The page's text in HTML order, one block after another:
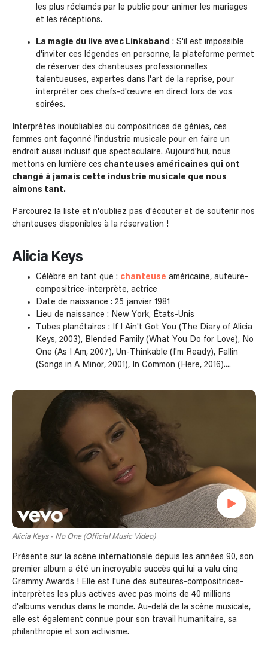
les plus réclamés par le public pour animer les mariages
et les réceptions.
La magie du live avec Linkaband : S'il est impossible
d'inviter ces légendes en personne, la plateforme permet
de réserver des chanteuses professionnelles
talentueuses, expertes dans l'art de la reprise, pour
interpréter ces chefs-d'œuvre en direct lors de vos
soirées.
Interprètes inoubliables ou compositrices de génies, ces
femmes ont façonné l'industrie musicale pour en faire un
endroit aussi inclusif que spectaculaire. Aujourd'hui, nous
mettons en lumière ces chanteuses américaines qui ont
changé à jamais cette industrie musicale que nous
aimons tant.
Parcourez la liste et n'oubliez pas d'écouter et de soutenir nos
chanteuses disponibles à la réservation !
Alicia Keys
Célèbre en tant que : chanteuse américaine, auteure-
compositrice-interprète, actrice
Date de naissance : 25 janvier 1981
Lieu de naissance : New York, États-Unis
Tubes planétaires : If I Ain't Got You (The Diary of Alicia
Keys, 2003), Blended Family (What You Do for Love), No
One (As I Am, 2007), Un-Thinkable (I'm Ready), Fallin
(Songs in A Minor, 2001), In Common (Here, 2016)....
Alicia Keys - No One (Official Music Video)
Présente sur la scène internationale depuis les années 90, son
premier album a été un incroyable succès qui lui a valu cinq
Grammy Awards ! Elle est l'une des auteures-compositrices-
interprètes les plus actives avec pas moins de 40 millions
d'albums vendus dans le monde. Au-delà de la scène musicale,
elle est également connue pour son travail humanitaire, sa
philanthropie et son activisme.